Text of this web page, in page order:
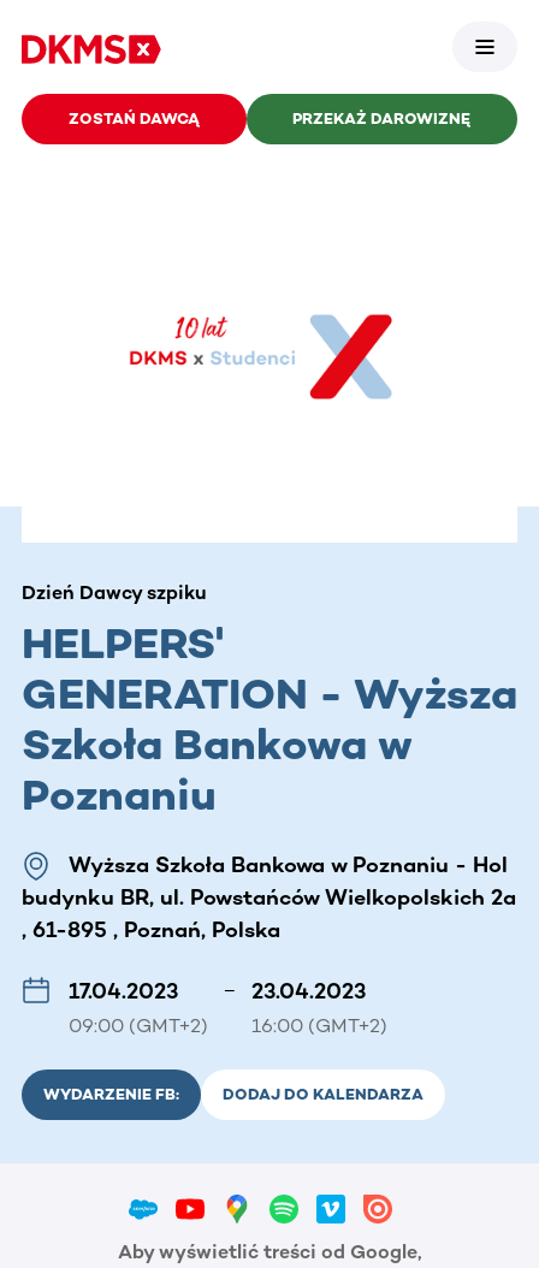
ZOSTAŃ DAWCĄ PRZEKAŻ DAROWIZNĘ
Dzień Dawcy szpiku
HELPERS'
GENERATION - Wyższa
Szkoła Bankowa w
Poznaniu
Wyższa Szkoła Bankowa w Poznaniu - Hol
budynku BR, ul. Powstańców Wielkopolskich 2a
, 61-895 , Poznań, Polska
17.04.2023
09:00 (GMT+2)
– 23.04.2023
16:00 (GMT+2)
WYDARZENIE FB: DODAJ DO KALENDARZA
Aby wyświetlić treści od Google,